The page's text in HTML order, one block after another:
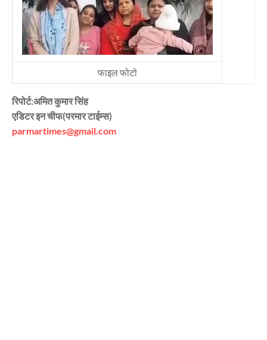
फाइल फोटो
रिपोर्ट:अमित कुमार सिंह
एडिटर इन चीफ(परमार टाईम्स)
parmartimes@gmail.com